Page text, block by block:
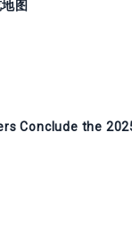
图
Conclude the